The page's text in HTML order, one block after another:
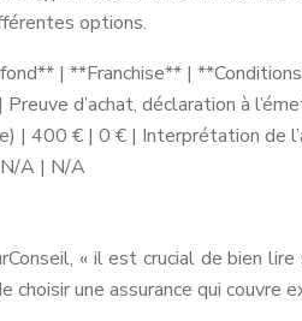
options.
| **Franchise** |
d’achat, déclaration à
| 400 € | 0 € | Interprétation de
A | N/A
« il est crucial de bien
une assurance qui